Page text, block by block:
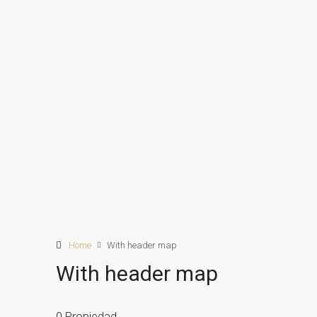
Home With header map
With header map